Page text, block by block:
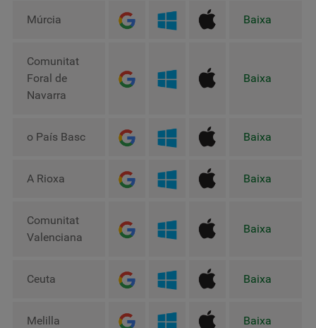
Múrcia Baixa
Comunitat
Foral de
Navarra
Baixa
o País Basc Baixa
A Rioxa Baixa
Comunitat
Valenciana
Baixa
Ceuta Baixa
Melilla Baixa